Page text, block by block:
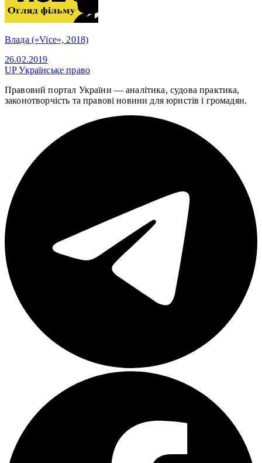
Влада («Vice», 2018)
26.02.2019
UPУкраїнське право
Правовий портал України — аналітика, судова практика,
законотворчість та правові новини для юристів і громадян.